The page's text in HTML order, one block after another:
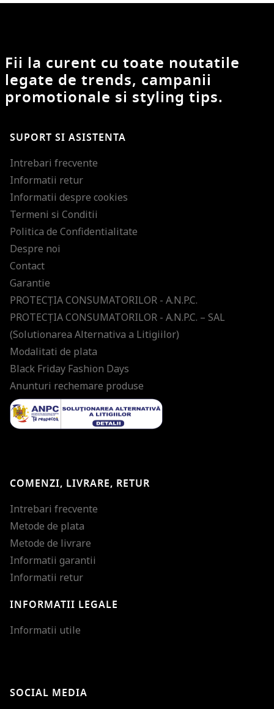
Fii la curent cu toate noutatile
legate de trends, campanii
promotionale si styling tips.
SUPORT SI ASISTENTA
Intrebari frecvente
Informatii retur
Informatii despre cookies
Termeni si Conditii
Politica de Confidentialitate
Despre noi
Contact
Garantie
PROTECŢIA CONSUMATORILOR - A.N.P.C.
PROTECŢIA CONSUMATORILOR - A.N.P.C. – SAL
(Solutionarea Alternativa a Litigiilor)
Modalitati de plata
Black Friday Fashion Days
Anunturi rechemare produse
COMENZI, LIVRARE, RETUR
Intrebari frecvente
Metode de plata
Metode de livrare
Informatii garantii
Informatii retur
INFORMATII LEGALE
Informatii utile
SOCIAL MEDIA